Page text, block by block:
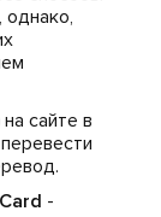
на сайте в
-